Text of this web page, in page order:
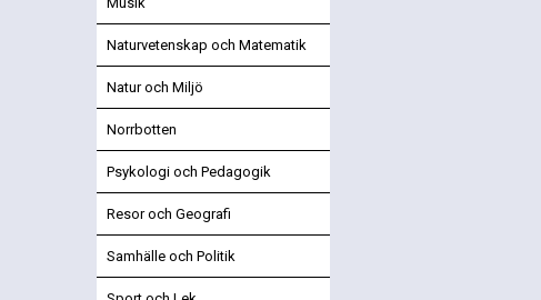
Naturvetenskap och Matematik
Natur och Miljö
Norrbotten
Psykologi och Pedagogik
Resor och Geografi
Samhälle och Politik